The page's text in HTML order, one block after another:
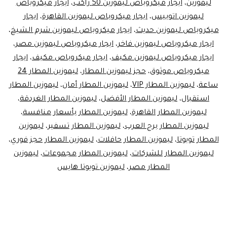
ميكروباص
ليموزين
/
Limo
Minibus
Rental
ليموزين،ايجار ميكروباص ليموزين 50 راكب ،ايجار ميكروباص
ليموزين اتوبيس، ايجار ميكروباص ليموزين القاهرة، ايجار
ميكروباص ليموزين حديث،ايجار ميكروباص ليموزين شرم الشيخ،
ايجار ميكروباص ليموزين فاخر، ايجار ميكروباص ليموزين مصر،
ايجار ميكروباص ليموزين مكيف، ايجار ميكروباص مكيف، ايجار
ميكروباص موثوق، حجز ليموزين المطار،
ليموزين المطار 24
ساعة، ليموزين المطار VIP ، ليموزين المطار أمان، ليموزين المطار
استقبال، ليموزين المطار الأفضل، ليموزين المطار الغردقة،
ليموزين المطار القاهرة،ليموزين المطار بأسعار منافسة،
ليموزين المطار برج العرب،ليموزين المطار تسفير،ليموزين
المطار تويوتا،ليموزين المطار حافلات،ليموزين المطار حجز فوري،
ليموزين المطار للشركات،ليموزين المطار مجموعات،ليموزين
المطار مصر، ليموزين تويوتا هايس